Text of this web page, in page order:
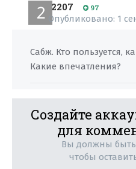
2207 97
Опубликовано: 1
Сабж. Кто пользуется,
Какие впечатления?
Создайте
для
Вы должны быть
чтобы